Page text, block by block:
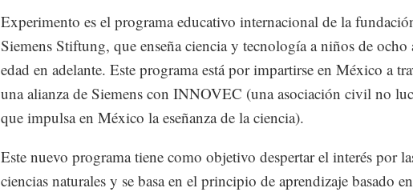
Experimento es el programa educativo internacional de la
Siemens Stiftung, que enseña ciencia y tecnología a niños de ocho
edad en adelante. Este programa está por impartirse en México a
una alianza de Siemens con INNOVEC (una asociación civil no
que impulsa en México la eseñanza de la ciencia).
Este nuevo programa tiene como objetivo despertar el interés por
ciencias naturales y se basa en el principio de aprendizaje basado